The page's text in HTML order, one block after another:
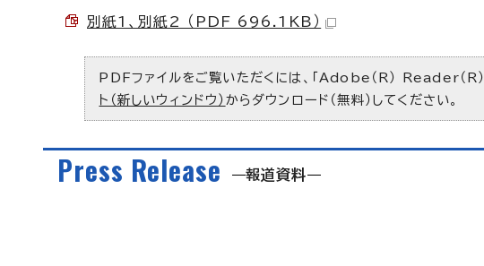
別紙1、別紙2 （PDF 696.1KB）
PDFファイルをご覧いただくには、「Adobe（R） Reader（R
ト（新しいウィンドウ） からダウンロード（無料）してください。
Press Release 報道資料